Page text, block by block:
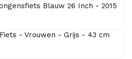
Blauw 26 Inch - 2015
- Vrouwen - Grijs - 43 cm